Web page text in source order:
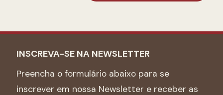
INSCREVA-SE NA NEWSLETTER
Preencha o formulário abaixo para se
inscrever em nossa Newsletter e receber as